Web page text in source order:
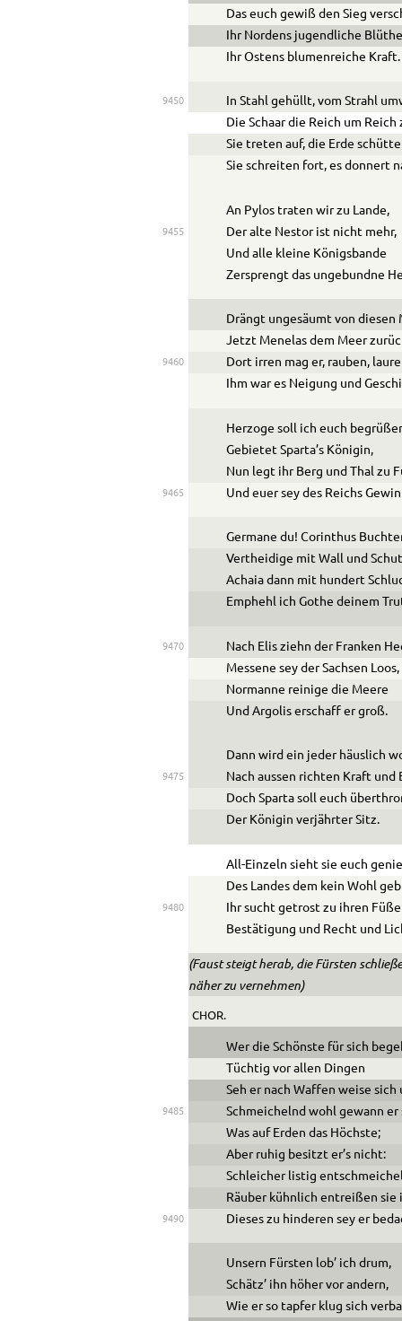
Das euch gewiß den Sieg
Ihr Nordens jugendliche
Ihr Ostens blumenreiche Kraft.
9450
In Stahl gehüllt, vom Strahl
Die Schaar die Reich um Reich
Sie treten auf, die Erde
Sie schreiten fort, es donnert
An Pylos traten wir zu Lande,
9455
Der alte Nestor ist nicht mehr,
Und alle kleine Königsbande
Zersprengt das ungebundne
Drängt ungesäumt von diesen
Jetzt Menelas dem Meer
9460
Dort irren mag er, rauben,
Ihm war es Neigung und
Herzoge soll ich euch
Gebietet Sparta’s Königin,
Nun legt ihr Berg und Thal zu
9465 Und euer sey des Reichs
Germane du! Corinthus
Vertheidige mit Wall und
Achaia dann mit hundert
Emphehl ich Gothe deinem
9470
Nach Elis ziehn der Franken
Messene sey der Sachsen Loos,
Normanne reinige die Meere
Und Argolis erschaff er groß.
Dann wird ein jeder häuslich
9475
Nach aussen richten Kraft und
Doch Sparta soll euch
Der Königin verjährter Sitz.
All-Einzeln sieht sie euch
Des Landes dem kein Wohl
9480
Ihr sucht getrost zu ihren
Bestätigung und Recht und
(Faust steigt herab, die Fürsten
näher zu vernehmen)
CHOR.
Wer die Schönste für sich
Tüchtig vor allen Dingen
Seh er nach Waffen weise sich
9485
Schmeichelnd wohl gewann er
Was auf Erden das Höchste;
Aber ruhig besitzt er’s nicht:
Schleicher listig
Räuber kühnlich entreißen sie
9490 Dieses zu hinderen sey er
Unsern Fürsten lob’ ich drum,
Schätz’ ihn höher vor andern,
Wie er so tapfer klug sich